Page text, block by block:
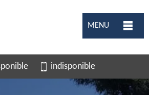
MENU
indisponible